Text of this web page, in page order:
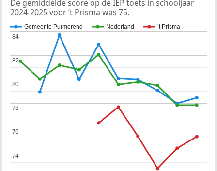
De gemiddelde score op de IEP toets in schooljaar
2024-2025 voor ’t Prisma was 75.
Gemeente Purmerend Nederland ’t Prisma
74
74
76
76
78
78
80
80
82
82
84
84